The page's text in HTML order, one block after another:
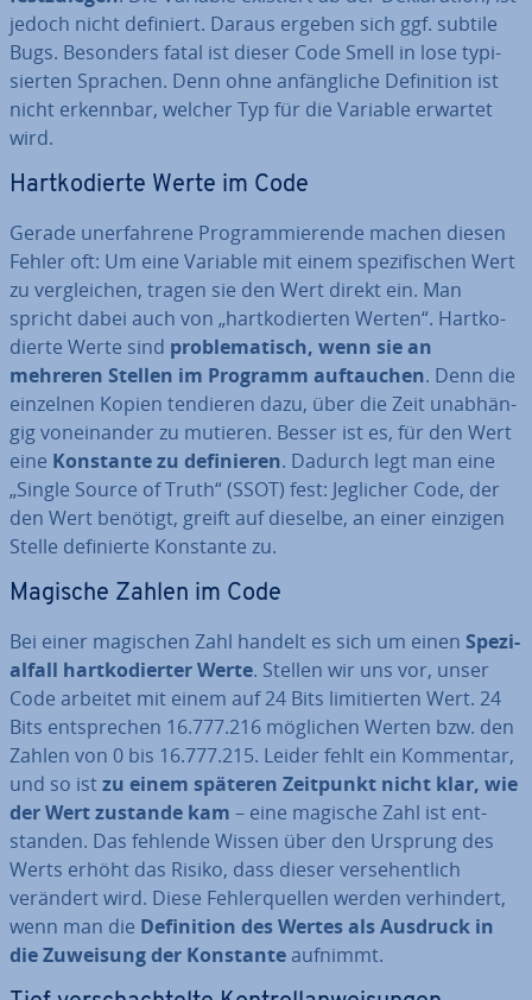
jedoch nicht definiert. Daraus ergeben sich ggf. subtile
Bugs. Besonders fatal ist dieser Code Smell in lose ty­pi­
sier­ten Sprachen. Denn ohne an­fäng­li­che De­fi­ni­ti­on ist
nicht erkennbar, welcher Typ für die Variable erwartet
wird.
Hart­ko­dier­te Werte im Code
Gerade un­er­fah­re­ne Pro­gram­mie­ren­de machen diesen
Fehler oft: Um eine Variable mit einem spe­zi­fi­schen Wert
zu ver­glei­chen, tragen sie den Wert direkt ein. Man
spricht dabei auch von „hart­ko­dier­ten Werten“. Hart­ko­
dier­te Werte sind pro­ble­ma­tisch, wenn sie an
mehreren Stellen im Programm auf­tau­chen. Denn die
einzelnen Kopien tendieren dazu, über die Zeit un­ab­hän­
gig von­ein­an­der zu mutieren. Besser ist es, für den Wert
eine Konstante zu de­fi­nie­ren. Dadurch legt man eine
„Single Source of Truth“ (SSOT) fest: Jeglicher Code, der
den Wert benötigt, greift auf dieselbe, an einer einzigen
Stelle de­fi­nier­te Konstante zu.
Magische Zahlen im Code
Bei einer magischen Zahl handelt es sich um einen Spe­zi­
al­fall hart­ko­dier­ter Werte. Stellen wir uns vor, unser
Code arbeitet mit einem auf 24 Bits li­mi­tier­ten Wert. 24
Bits ent­spre­chen 16.777.216 möglichen Werten bzw. den
Zahlen von 0 bis 16.777.215. Leider fehlt ein Kommentar,
und so istzu einem späteren Zeitpunkt nicht klar, wie
der Wert zustande kam – eine magische Zahl ist ent­
stan­den. Das fehlende Wissen über den Ursprung des
Werts erhöht das Risiko, dass dieser ver­se­hent­lich
verändert wird. Diese Feh­ler­quel­len werden ver­hin­dert,
wenn man die De­fi­ni­ti­on des Wertes als Ausdruck in
die Zuweisung der Konstanteaufnimmt.